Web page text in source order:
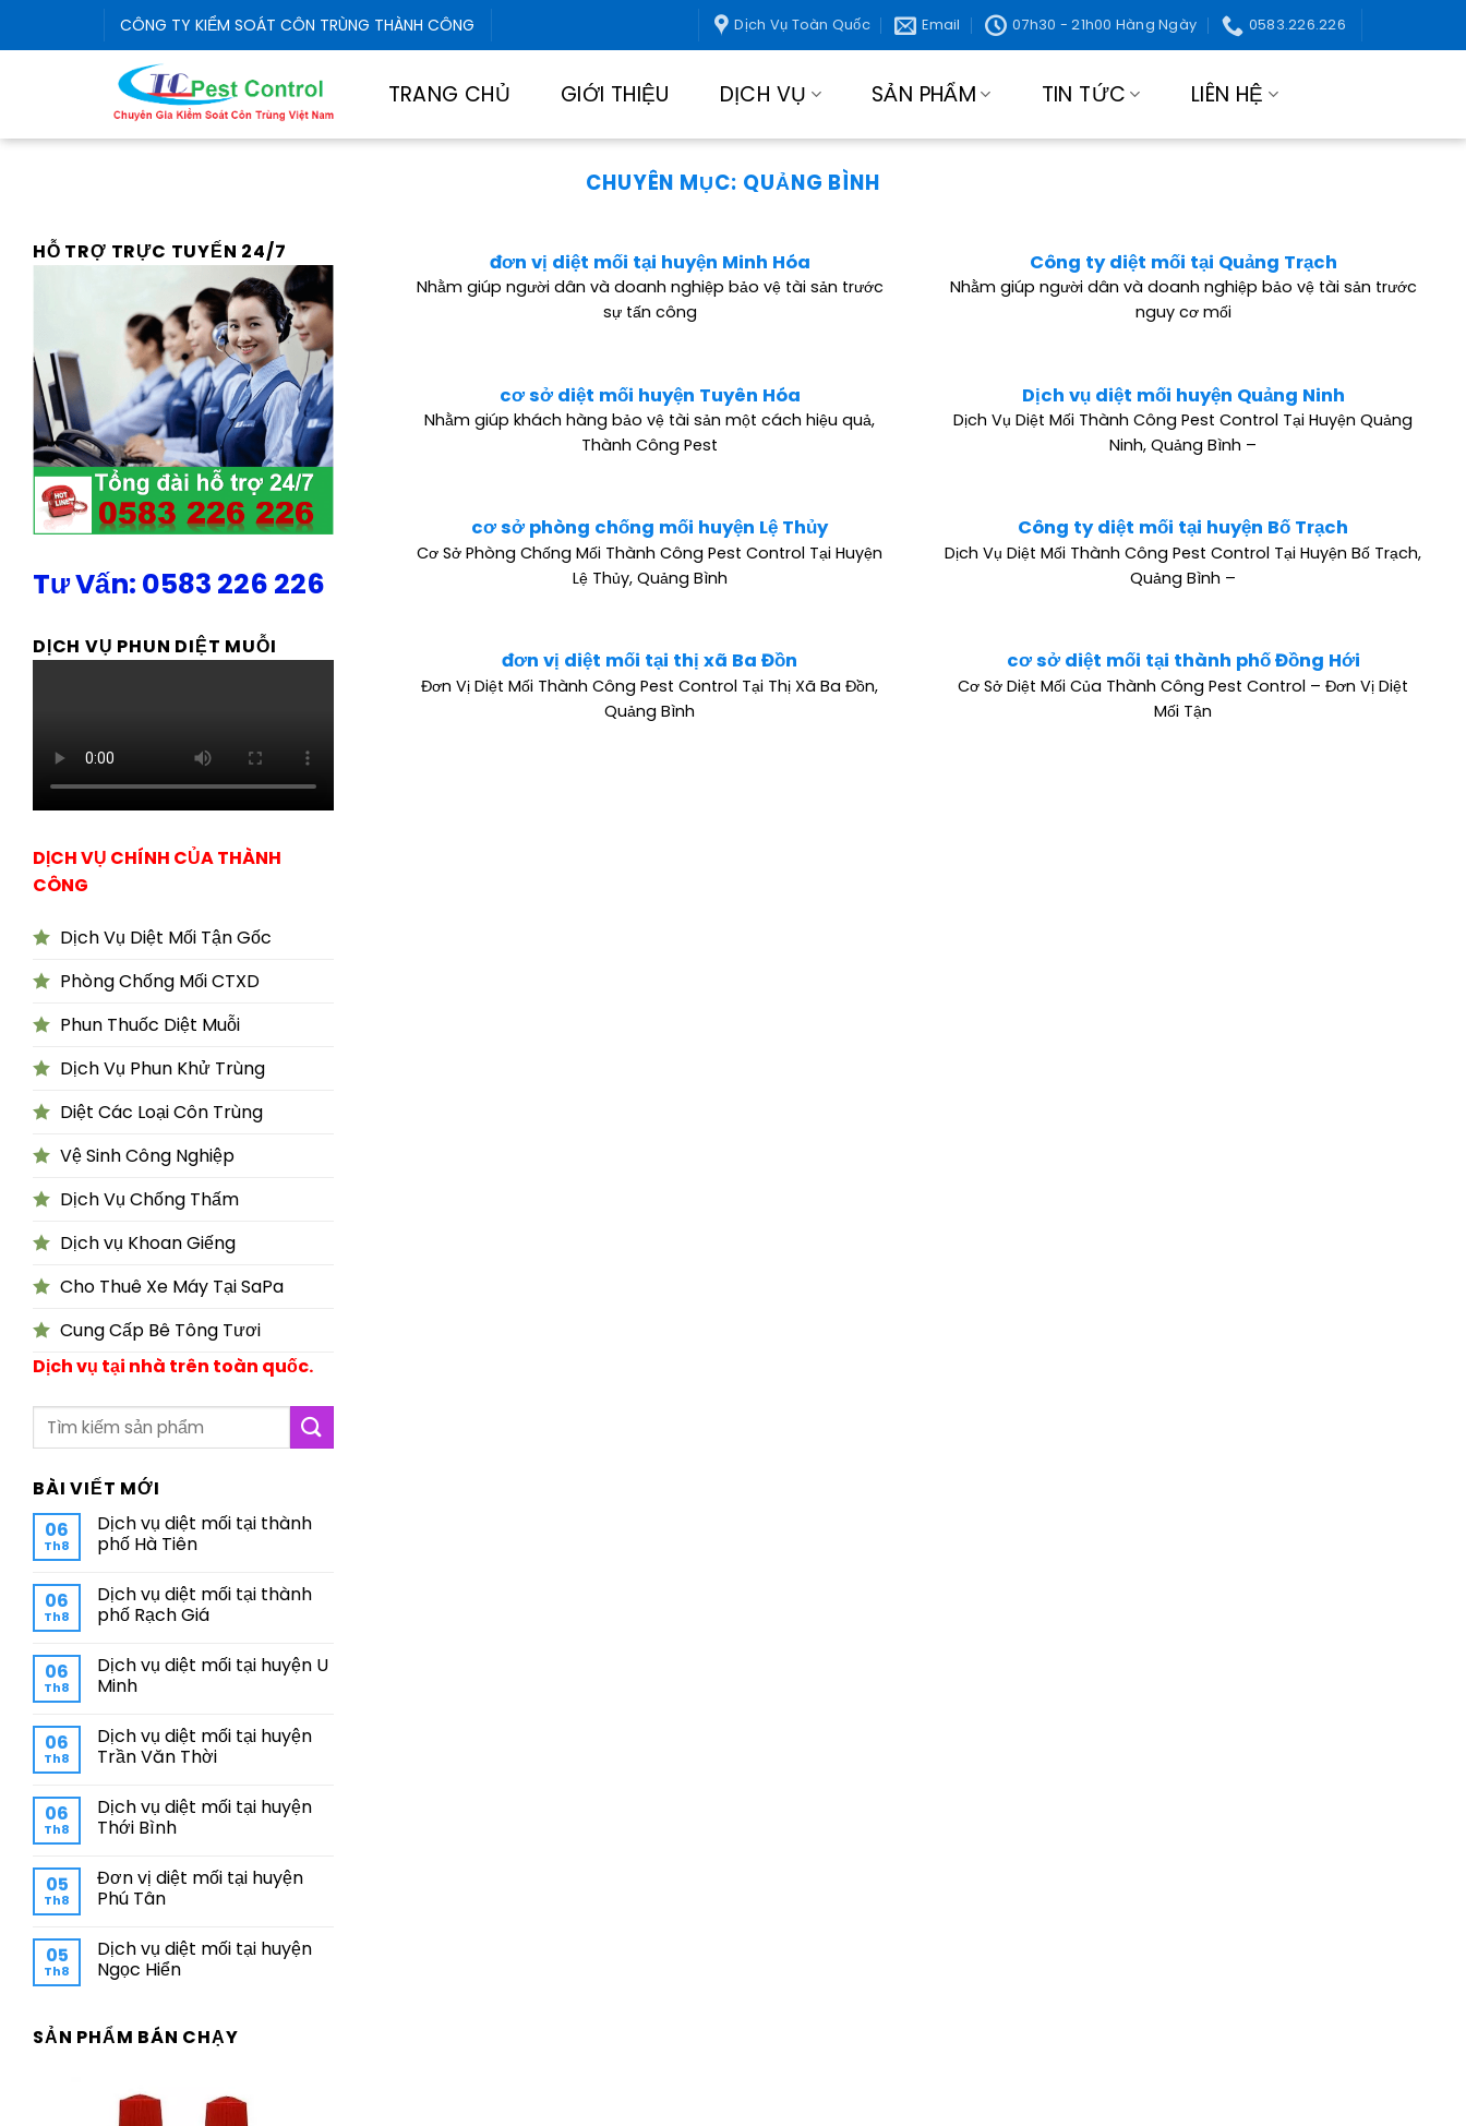
CÔNG TY KIỂM SOÁT CÔN TRÙNG THÀNH CÔNG Dịch Vụ Toàn Quốc Email 07h30 - 21h00 Hàng Ngày 0583.226.226
TRANG CHỦ GIỚI THIỆU DỊCH VỤ SẢN PHẨM TIN TỨC LIÊN HỆ
CHUYÊN MỤC: QUẢNG BÌNH
HỖ TRỢ TRỰC TUYẾN 24/7
Tư Vấn: 0583 226 226
DỊCH VỤ PHUN DIỆT MUỖI
DỊCH VỤ CHÍNH CỦA THÀNH
CÔNG
Dịch Vụ Diệt Mối Tận Gốc
Phòng Chống Mối CTXD
Phun Thuốc Diệt Muỗi
Dịch Vụ Phun Khử Trùng
Diệt Các Loại Côn Trùng
Vệ Sinh Công Nghiệp
Dịch Vụ Chống Thấm
Dịch vụ Khoan Giếng
Cho Thuê Xe Máy Tại SaPa
Cung Cấp Bê Tông Tươi
Dịch vụ tại nhà trên toàn quốc.
BÀI VIẾT MỚI
06
Th8
Dịch vụ diệt mối tại thành
phố Hà Tiên
06
Th8
Dịch vụ diệt mối tại thành
phố Rạch Giá
06
Th8
Dịch vụ diệt mối tại huyện U
Minh
06
Th8
Dịch vụ diệt mối tại huyện
Trần Văn Thời
06
Th8
Dịch vụ diệt mối tại huyện
Thới Bình
05
Th8
Đơn vị diệt mối tại huyện
Phú Tân
05
Th8
Dịch vụ diệt mối tại huyện
Ngọc Hiển
SẢN PHẨM BÁN CHẠY
đơn vị diệt mối tại huyện Minh Hóa
Nhằm giúp người dân và doanh nghiệp bảo vệ tài sản trước
sự tấn công
Công ty diệt mối tại Quảng Trạch
Nhằm giúp người dân và doanh nghiệp bảo vệ tài sản trước
nguy cơ mối
cơ sở diệt mối huyện Tuyên Hóa
Nhằm giúp khách hàng bảo vệ tài sản một cách hiệu quả,
Thành Công Pest
Dịch vụ diệt mối huyện Quảng Ninh
Dịch Vụ Diệt Mối Thành Công Pest Control Tại Huyện Quảng
Ninh, Quảng Bình –
cơ sở phòng chống mối huyện Lệ Thủy
Cơ Sở Phòng Chống Mối Thành Công Pest Control Tại Huyện
Lệ Thủy, Quảng Bình
Công ty diệt mối tại huyện Bố Trạch
Dịch Vụ Diệt Mối Thành Công Pest Control Tại Huyện Bố Trạch,
Quảng Bình –
đơn vị diệt mối tại thị xã Ba Đồn
Đơn Vị Diệt Mối Thành Công Pest Control Tại Thị Xã Ba Đồn,
Quảng Bình
cơ sở diệt mối tại thành phố Đồng Hới
Cơ Sở Diệt Mối Của Thành Công Pest Control – Đơn Vị Diệt
Mối Tận